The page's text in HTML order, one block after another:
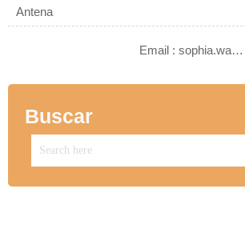
Antena
Email : sophia.wang@ksrcd.com
Buscar